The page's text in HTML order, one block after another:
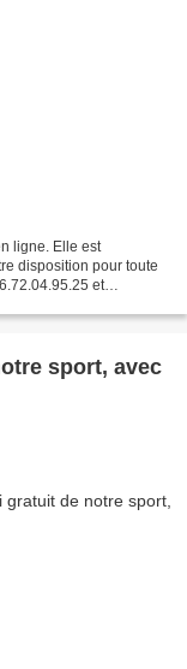
ligne. Elle est
disposition pour toute
et
sport, avec